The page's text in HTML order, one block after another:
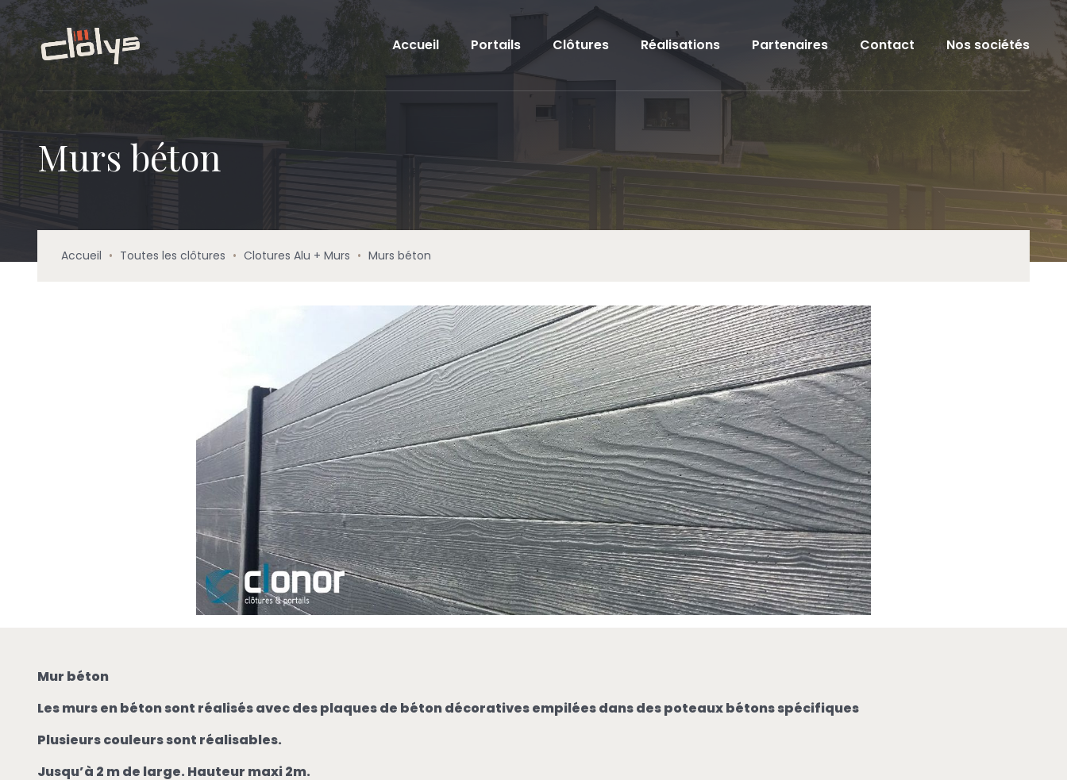
Accueil Portails Clôtures Réalisations Partenaires Contact Nos sociétés
Murs béton
Accueil • Toutes les clôtures • Clotures Alu + Murs • Murs béton
Mur béton
Les murs en béton sont réalisés avec des plaques de béton décoratives empilées dans des poteaux bétons spécifiques
Plusieurs couleurs sont réalisables.
Jusqu’à 2 m de large. Hauteur maxi 2m.